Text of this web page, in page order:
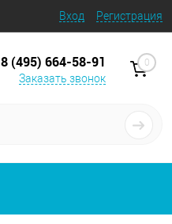
Вход Регистрация
8 (495) 664-58-91
Заказать звонок
0